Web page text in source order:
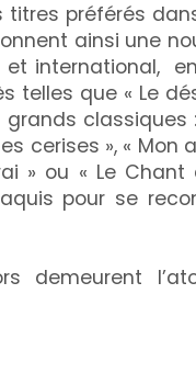
titres préférés
ainsi une
international,
que « Le
classiques :
cerises », «
» ou « Le
pour se
demeurent